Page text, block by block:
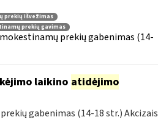
prekių išvežimas
prekių gavimas
prekių gabenimas (14-
laikino atidėjimo
gabenimas (14-18 str.) Akcizais